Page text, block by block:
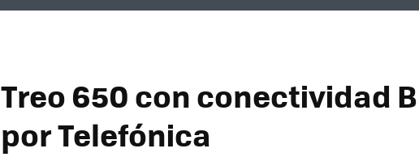
Treo 650 con conectividad
por Telefónica